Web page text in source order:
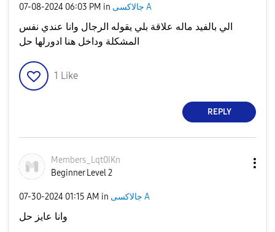
‎07-08-2024 06:03 PM in جالاكسى A
الي بالفيد ماله علاقة بلي يقوله الرجال وانا عندي نفس
المشكلة وداخل هنا ادورلها حل
1 Like
REPLY
Members_Lqt0IKn
Beginner Level 2
‎07-30-2024 01:15 AM in جالاكسى A